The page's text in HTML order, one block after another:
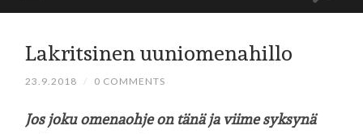
Lakritsinen uuniomenahillo
23.9.2018 / 0 COMMENTS
Jos joku omenaohje on tänä ja viime syksynä